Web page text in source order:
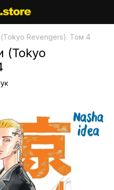
(Tokyo Revengers). Том 4
(Tokyo